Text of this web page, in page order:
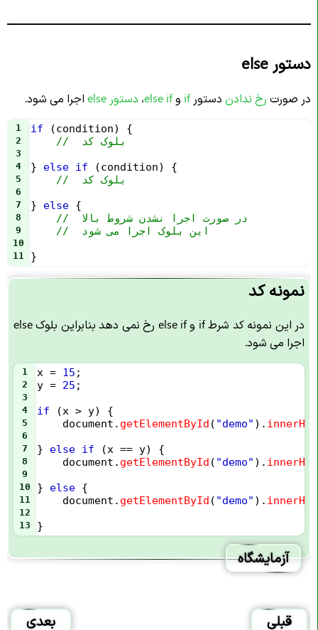
دستور else
در صورت رخ ندادن دستورif وelse if، دستور else اجرا می شود.
1 if (condition) {
2
3
4
} else if (condition) {
5
6
7
} else {
8 //  در صورت اجرا نشدن شروط بالا
9 //  این بلوک اجرا می شود
10
11
}
نمونه کد
در این نمونه کد شرط if و else if رخ نمی دهد بنابراین بلوک else
اجرا می شود.
1 x = 15 ;
2 y = 25 ;
3
4
if (x > y) {
5 document . getElementById ( "demo" ).
6
7
} else if (x == y) {
8 document . getElementById ( "demo" ).
9
10
} else {
11 document . getElementById ( "demo" ).
12
13
}
آزمایشگاه
قبلی بعدی